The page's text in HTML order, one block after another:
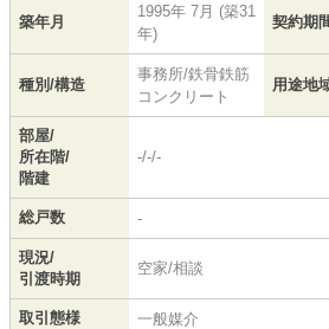
築年月
1995年 7月 (築31
年)
契約期
種別/構造
事務所/鉄骨鉄筋
コンクリート
用途地
部屋/
所在階/
階建
-/-/-
総戸数 -
現況/
引渡時期
空家/相談
取引態様 一般媒介